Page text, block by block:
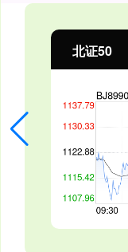
北证50